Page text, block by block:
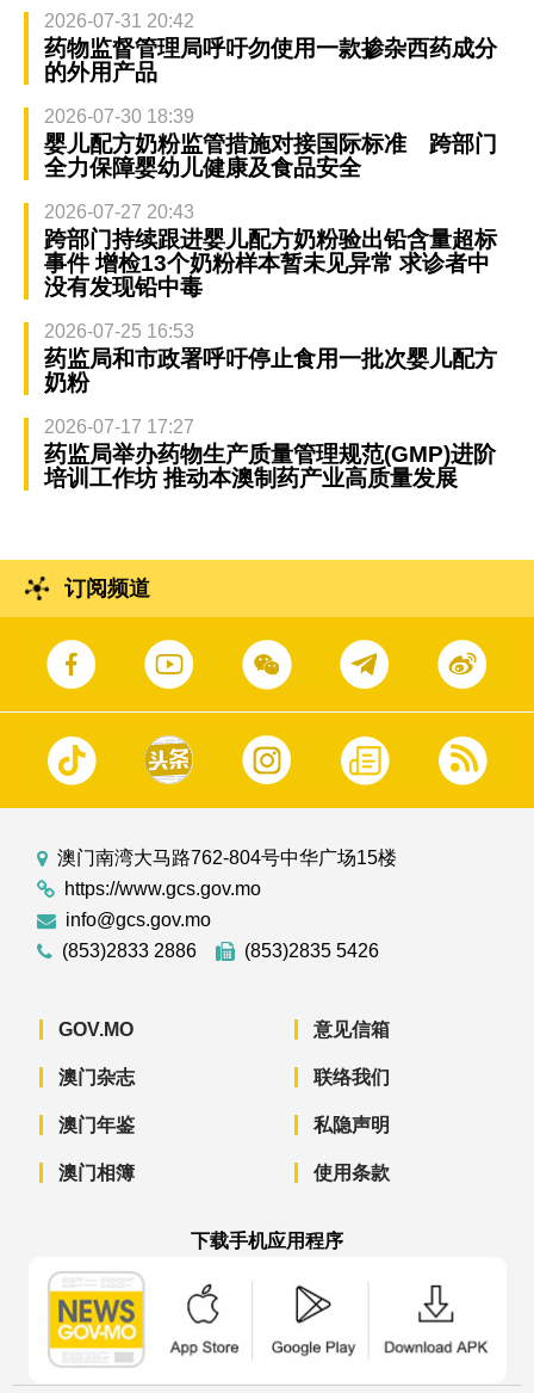
2026-07-31 20:42
药物监督管理局呼吁勿使用一款掺杂西药成分
的外用产品
2026-07-30 18:39
婴儿配方奶粉监管措施对接国际标准 跨部门
全力保障婴幼儿健康及食品安全
2026-07-27 20:43
跨部门持续跟进婴儿配方奶粉验出铅含量超标
事件 增检13个奶粉样本暂未见异常 求诊者中
没有发现铅中毒
2026-07-25 16:53
药监局和市政署呼吁停止食用一批次婴儿配方
奶粉
2026-07-17 17:27
药监局举办药物生产质量管理规范(GMP)进阶
培训工作坊 推动本澳制药产业高质量发展
订阅频道
澳门南湾大马路762-804号中华广场15楼
https://www.gcs.gov.mo
info@gcs.gov.mo
(853)2833 2886
(853)2835 5426
GOV.MO
澳门杂志
澳门年鉴
澳门相簿
意见信箱
联络我们
私隐声明
使用条款
下载手机应用程序